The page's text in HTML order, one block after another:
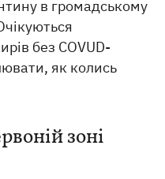
в громадському
без COVUD-
як колись
зоні